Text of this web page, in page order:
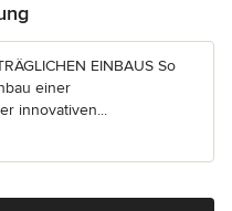
EINBAUS So
einer
innovativen...